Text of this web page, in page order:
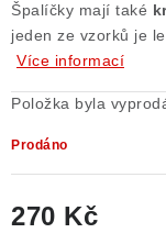
Poučení o právu
Špalíčky mají také
jeden ze vzorků je
Více informací
Položka byla
Prodáno
270 Kč